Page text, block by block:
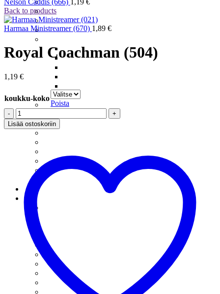
Moppiperhot
Pintaperhot
Putkiperhot
Ampiainen
Järvikatkat – Scuds
Vesiperhonen
Santikat – Sunray Shaddow
Squirmyt
Tinselit
Uppoperhot
Wanhat Suomalaiset
Perukkeet
Pilkit
Kuulapäänymfit
Kuulapääpilkit
Minitasurit
Mormuskat
Morripilkit
Nymfipilkit
Pilkkilarvat
Nelson Caddis (666) 1,19 €
Back to products
Harmaa Ministreamer (670) 1,89 €
Royal Coachman (504)
1,19 €
koukku-koko
Poista
Royal
Coachman
(504)
Lisää ostoskoriin